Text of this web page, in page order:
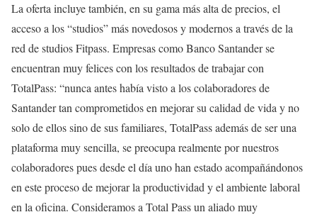
La oferta incluye también, en su gama más alta de precios, el
acceso a los “studios” más novedosos y modernos a través de la
red de studios Fitpass. Empresas como Banco Santander se
encuentran muy felices con los resultados de trabajar con
TotalPass: “nunca antes había visto a los colaboradores de
Santander tan comprometidos en mejorar su calidad de vida y no
solo de ellos sino de sus familiares, TotalPass además de ser una
plataforma muy sencilla, se preocupa realmente por nuestros
colaboradores pues desde el día uno han estado acompañándonos
en este proceso de mejorar la productividad y el ambiente laboral
en la oficina. Consideramos a Total Pass un aliado muy